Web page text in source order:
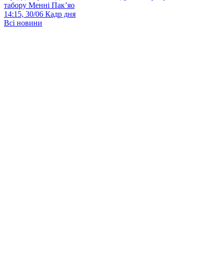
табору Менні Пак’яо
14:15, 30/06 Кадр дня
Всі новини